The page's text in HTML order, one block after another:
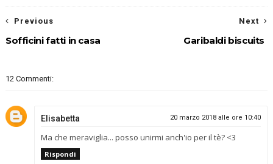
Next
Garibaldi biscuits
Previous
Sofficini fatti in casa
12 Commenti:
Elisabetta 20 marzo 2018 alle ore 10:40
Ma che meraviglia... posso unirmi anch'io per il tè? <3
Rispondi